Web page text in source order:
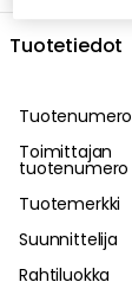
Tuotetiedot
Tuotenumero
Toimittajan
tuotenumero
Tuotemerkki
Suunnittelija
Rahtiluokka